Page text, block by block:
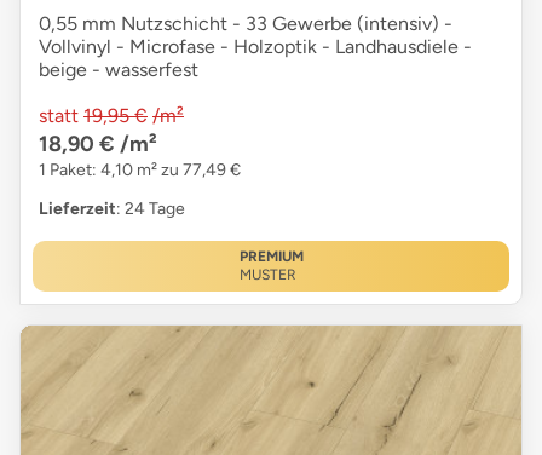
0,55 mm Nutzschicht - 33 Gewerbe (intensiv) -
Vollvinyl - Microfase - Holzoptik - Landhausdiele -
beige - wasserfest
statt 19,95 € /m²
18,90 € /m²
1 Paket: 4,10 m² zu 77,49 €
Lieferzeit: 24 Tage
PREMIUM
MUSTER